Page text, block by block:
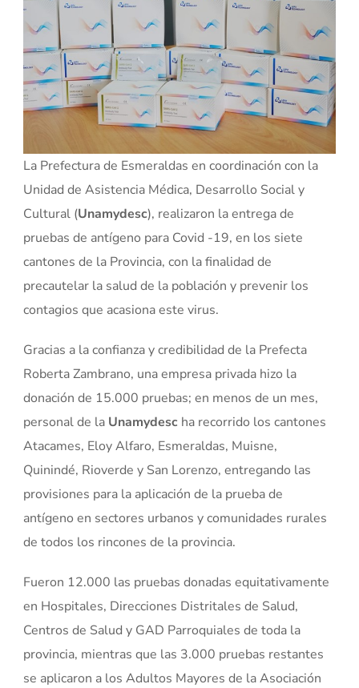
La Prefectura de Esmeraldas en coordinación con la
Unidad de Asistencia Médica, Desarrollo Social y
Cultural (Unamydesc), realizaron la entrega de
pruebas de antígeno para Covid -19, en los siete
cantones de la Provincia, con la finalidad de
precautelar la salud de la población y prevenir los
contagios que acasiona este virus.
Gracias a la confianza y credibilidad de la Prefecta
Roberta Zambrano, una empresa privada hizo la
donación de 15.000 pruebas; en menos de un mes,
personal de la Unamydesc ha recorrido los cantones
Atacames, Eloy Alfaro, Esmeraldas, Muisne,
Quinindé, Rioverde y San Lorenzo, entregando las
provisiones para la aplicación de la prueba de
antígeno en sectores urbanos y comunidades rurales
de todos los rincones de la provincia.
Fueron 12.000 las pruebas donadas equitativamente
en Hospitales, Direcciones Distritales de Salud,
Centros de Salud y GAD Parroquiales de toda la
provincia, mientras que las 3.000 pruebas restantes
se aplicaron a los Adultos Mayores de la Asociación